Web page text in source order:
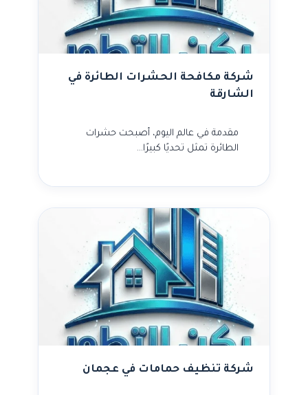
شركة مكافحة الحشرات الطائرة في
الشارقة
مقدمة في عالم اليوم، أصبحت حشرات
الطائرة تمثل تحديًا كبيرًا…
شركة تنظيف حمامات في عجمان